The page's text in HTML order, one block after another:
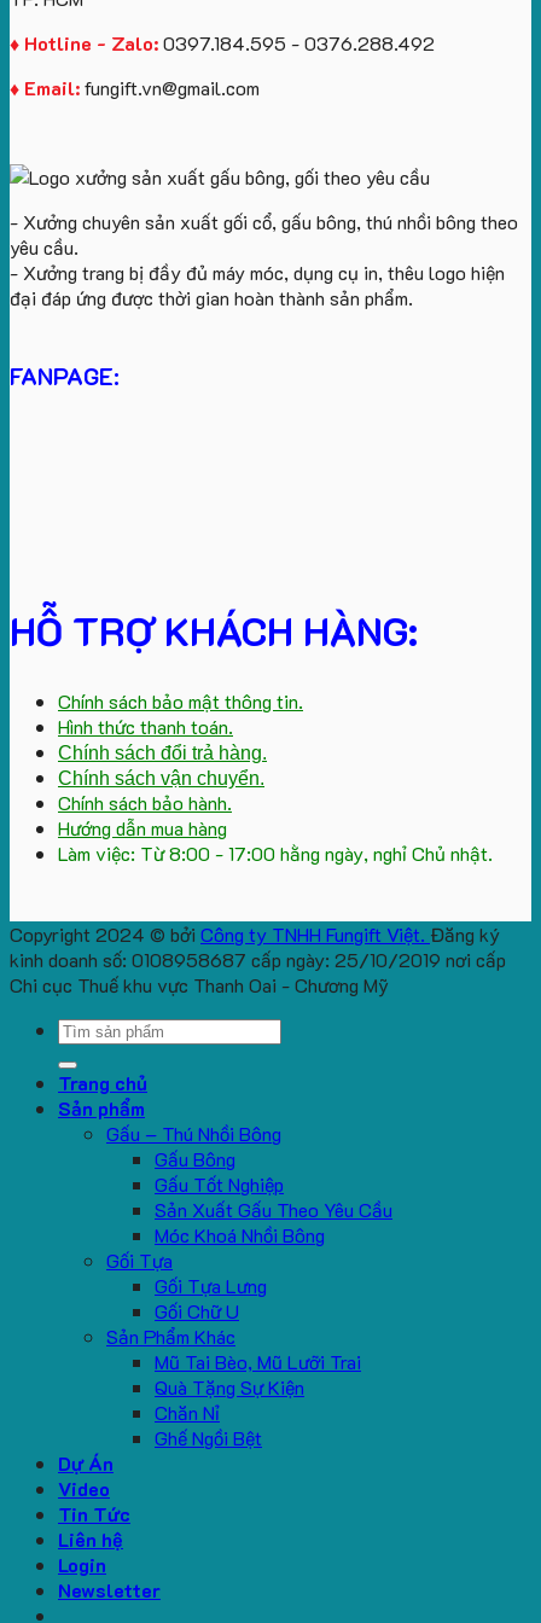
♦ Hotline - Zalo:0397.184.595 - 0376.288.492
♦ Email:fungift.vn@gmail.com
- Xưởng chuyên sản xuất gối cổ, gấu bông, thú nhồi bông theo
yêu cầu.
- Xưởng trang bị đầy đủ máy móc, dụng cụ in, thêu logo hiện
đại đáp ứng được thời gian hoàn thành sản phẩm.
FANPAGE:
HỖ TRỢ KHÁCH HÀNG:
Chính sách bảo mật thông tin.
Hình thức thanh toán.
Chính sách đổi trả hàng.
Chính sách vận chuyển.
Chính sách bảo hành.
Hướng dẫn mua hàng
Làm việc: Từ 8:00 - 17:00 hằng ngày, nghỉ Chủ nhật.
Copyright 2024 © bởi Công ty TNHH Fungift Việt. Đăng ký
kinh doanh số: 0108958687 cấp ngày: 25/10/2019 nơi cấp
Chi cục Thuế khu vực Thanh Oai - Chương Mỹ
Search
Trang chủ
Sản phẩm
Gấu – Thú Nhồi Bông
Gấu Bông
Gấu Tốt Nghiệp
Sản Xuất Gấu Theo Yêu Cầu
Móc Khoá Nhồi Bông
Gối Tựa
Gối Tựa Lưng
Gối Chữ U
Sản Phẩm Khác
Mũ Tai Bèo, Mũ Lưỡi Trai
Quà Tặng Sự Kiện
Chăn Nỉ
Ghế Ngồi Bệt
Dự Án
Video
Tin Tức
Liên hệ
Login
Newsletter